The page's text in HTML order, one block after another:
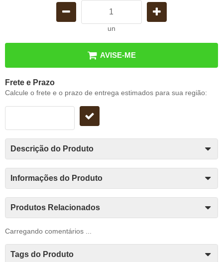
un
AVISE-ME
Frete e Prazo
Calcule o frete e o prazo de entrega estimados para sua região:
Descrição do Produto
Informações do Produto
Produtos Relacionados
Carregando comentários ...
Tags do Produto